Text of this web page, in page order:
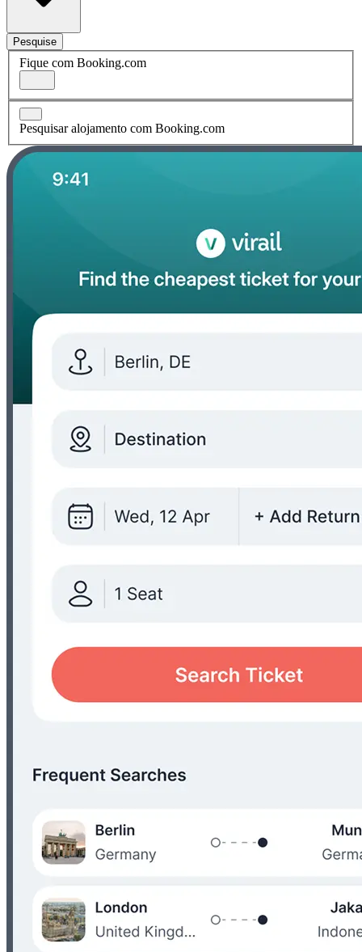
Pesquise
Fique com Booking.com
Pesquisar alojamento com Booking.com